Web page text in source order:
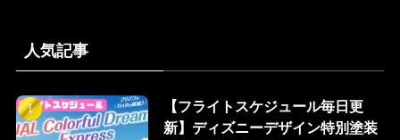
人気記事
【フライトスケジュール毎日更
新】ディズニーデザイン特別塗装